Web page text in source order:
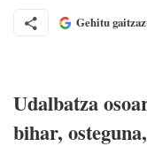
Gehitu
Udalbatza
bihar,